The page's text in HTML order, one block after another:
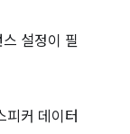
설정이 필
커 데이터